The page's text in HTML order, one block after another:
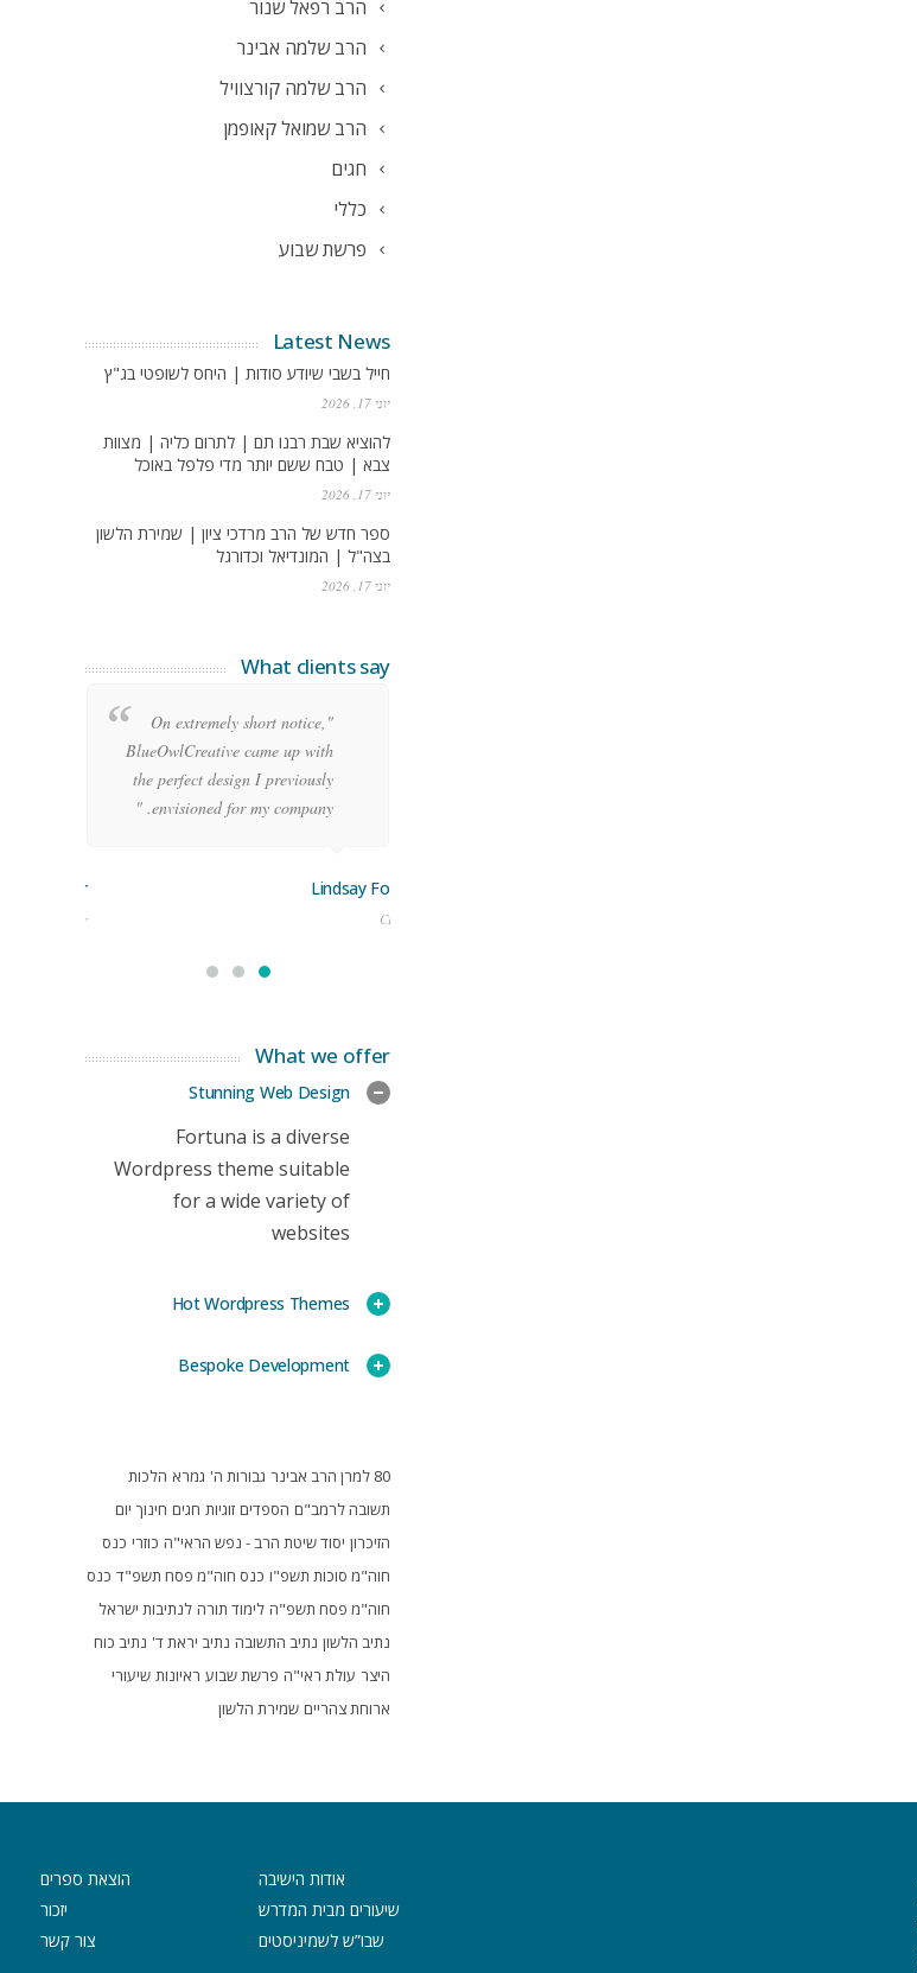
הרב רפאל שנור
הרב שלמה אבינר
הרב שלמה קורצוויל
הרב שמואל קאופמן
חגים
כללי
פרשת שבוע
Latest News
חייל בשבי שיודע סודות | היחס לשופטי בג"ץ
יוני 17, 2026
להוציא שבת רבנו תם | לתרום כליה | מצוות
צבא | טבח ששם יותר מדי פלפל באוכל
יוני 17, 2026
ספר חדש של הרב מרדכי ציון | שמירת הלשון
בצה"ל | המונדיאל וכדורגל
יוני 17, 2026
What clients say
"On extremely short notice,
BlueOwlCreative came up with
the perfect design I previously
envisioned for my company. "
Lindsay Ford
CEO
Stoner
Manager
What we offer
Stunning Web Design
Fortuna is a diverse
Wordpress theme suitable
for a wide variety of
websites
Hot Wordpress Themes
Bespoke Development
80 למרן הרב אבינר גבורות ה' גמרא הלכות
תשובה לרמב"ם הספדים זוגיות חגים חינוך יום
הזיכרון יסוד שיטת הרב - נפש הראי"ה כוזרי כנס
חוה"מ סוכות תשפ"ו כנס חוה"מ פסח תשפ"ד כנס
חוה"מ פסח תשפ"ה לימוד תורה לנתיבות ישראל
נתיב הלשון נתיב התשובה נתיב יראת ד' נתיב כוח
היצר עולת ראי"ה פרשת שבוע ראיונות שיעורי
ארוחת צהריים שמירת הלשון
אודות הישיבה
שיעורים מבית המדרש
שבו”ש לשמיניסטים
הוצאת ספרים
יזכור
צור קשר